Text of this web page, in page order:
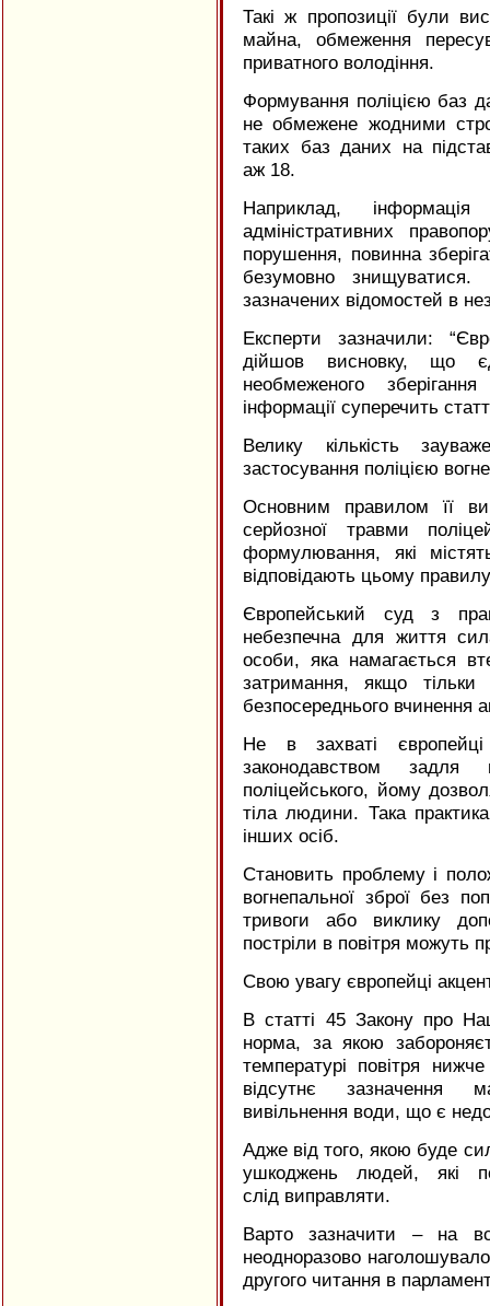
Такі ж пропозиції були
майна, обмеження
приватного володіння.
Формування поліцією баз
не обмежене жодними
таких баз даних на
аж 18.
Наприклад,
адміністративних
порушення, повинна
безумовно знищуватися.
зазначених відомостей в
Експерти зазначили:
дійшов висновку, що
необмеженого
інформації суперечить
Велику кількість
застосування поліцією
Основним правилом її
серйозної травми
формулювання, які
відповідають цьому
Європейський суд з
небезпечна для життя
особи, яка намагається
затримання, якщо
безпосереднього вчинення
Не в захваті
законодавством задля
поліцейського, йому
тіла людини. Така
інших осіб.
Становить проблему і
вогнепальної зброї без
тривоги або виклику
постріли в повітря можуть
Свою увагу європейці
В статті 45 Закону про
норма, за якою
температурі повітря
відсутнє зазначення
вивільнення води, що є
Адже від того, якою буде
ушкоджень людей, які
слід виправляти.
Варто зазначити – на
неодноразово
другого читання в